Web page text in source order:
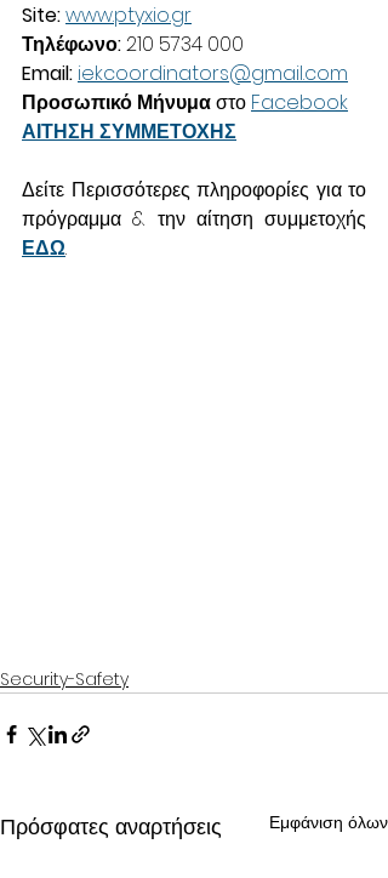
Site: www.ptyxio.gr
Τηλέφωνο: 210 5734 000
Email: iekcoordinators@gmail.com
Προσωπικό Μήνυμα στο Facebook
ΑΙΤΗΣΗ ΣΥΜΜΕΤΟΧΗΣ
Δείτε Περισσότερες πληροφορίες για το
ΕΔΩ.
Security-Safety
Πρόσφατες αναρτήσεις Εμφάνιση όλων